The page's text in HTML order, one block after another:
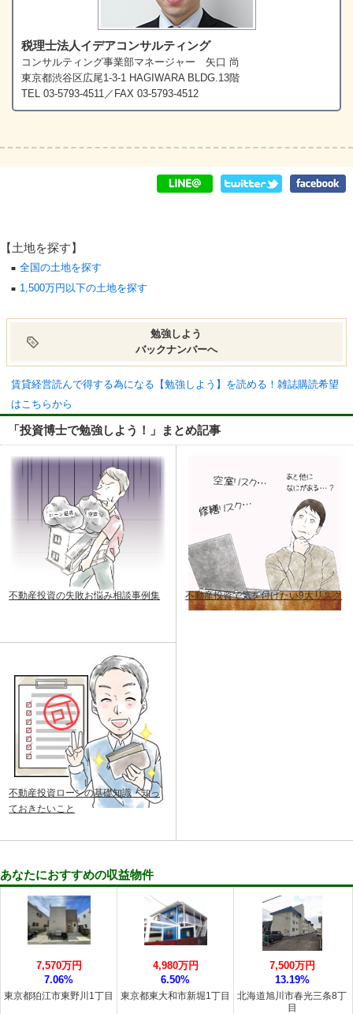
税理士法人イデアコンサルティング
コンサルティング事業部マネージャー 矢口 尚
東京都渋谷区広尾1-3-1 HAGIWARA BLDG.13階
TEL 03-5793-4511／FAX 03-5793-4512
【土地を探す】
全国の土地を探す
1,500万円以下の土地を探す
勉強しよう
バックナンバーへ
賃貸経営読んで得する為になる【勉強しよう】を読める！雑誌購読希望
はこちらから
「投資博士で勉強しよう！」まとめ記事
不動産投資の失敗お悩み相談事例集 不動産投資で気を付けたい9大リスク
不動産投資ローンの基礎知識・知っ
ておきたいこと
あなたにおすすめの収益物件
東京都狛江市東野川1丁目
7,570万円
7.06%
東京都東大和市新堀1丁目
4,980万円
6.50%
北海道旭川市春光三条8丁
目
7,500万円
13.19%